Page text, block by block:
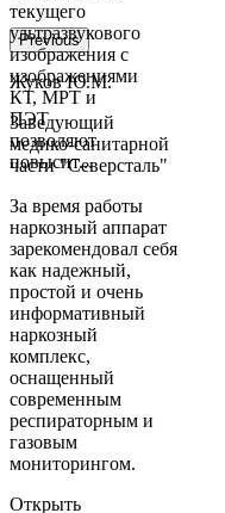
текущего
ультразвукового
изображения с
изображениями
КТ, МРТ и
ПЭТ
позволяют
повысит...
Previous
Жуков Ю.М.
Заведующий
медико-санитарной
части "Северсталь"
За время работы
наркозный аппарат
зарекомендовал себя
как надежный,
простой и очень
информативный
наркозный
комплекс,
оснащенный
современным
респираторным и
газовым
мониторингом.
Открыть